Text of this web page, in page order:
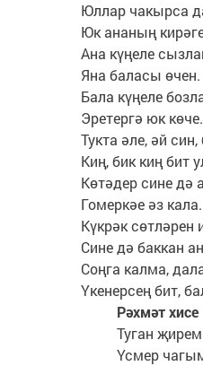
Юллар чакырса
Юк ананың
Ана күңеле
Яна баласы өчен.
Бала күңеле
Эретергә юк көче.
Тукта әле, әй син,
Киң, бик киң бит
Көтәдер сине дә
Гомеркәе әз кала.
Күкрәк сөтләрен
Сине дә баккан
Соңга калма,
Үкенерсең бит,
Рәхмәт хисе
Туган
Үсмер